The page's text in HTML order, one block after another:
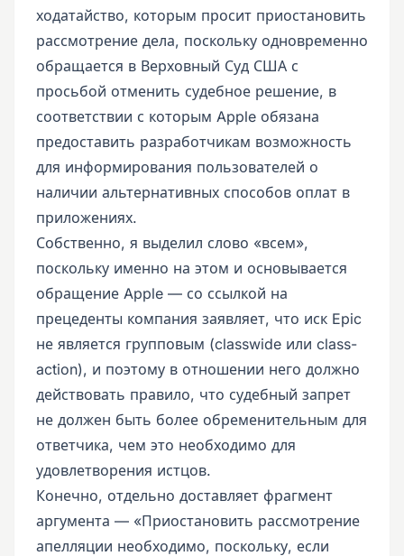
ходатайство, которым просит приостановить
рассмотрение дела, поскольку одновременно
обращается в Верховный Суд США с
просьбой отменить судебное решение, в
соответствии с которым Apple обязана
предоставить разработчикам возможность
для информирования пользователей о
наличии альтернативных способов оплат в
приложениях.
Собственно, я выделил слово «всем»,
поскольку именно на этом и основывается
обращение Apple — со ссылкой на
прецеденты компания заявляет, что иск Epic
не является групповым (classwide или class-
action), и поэтому в отношении него должно
действовать правило, что судебный запрет
не должен быть более обременительным для
ответчика, чем это необходимо для
удовлетворения истцов.
Конечно, отдельно доставляет фрагмент
аргумента — «Приостановить рассмотрение
апелляции необходимо, поскольку, если